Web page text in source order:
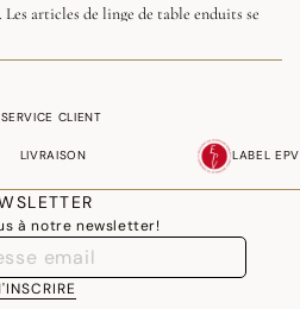
articles de linge de table enduits se
SERVICE CLIENT
LIVRAISON LABEL EPV
à notre newsletter!